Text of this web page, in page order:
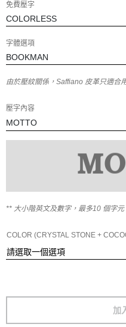
免費壓字
字體選項
由於壓紋關係，Saffiano 皮革只適合
壓字內容
** 大小階英文及數字，最多10 個字
COLOR (CRYSTAL STONE +
加